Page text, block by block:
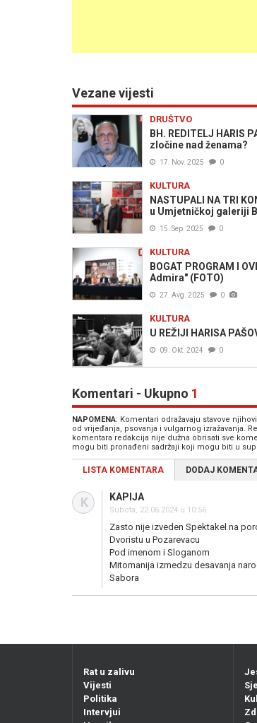
Vezane vijesti
DRUŠTVO
BH. REDITELJ HARIS
zločine nad ženama?
17. Nov. 2025 0
KULTURA
NASTUPALI NA TRI
u Umjetničkoj galeriji
15. Sep. 2025 0
KULTURA
BOGAT PROGRAM I
Admira" (FOTO)
27. Avg. 2025 0
KULTURA
U REŽIJI HARISA
09. Okt. 2024 0
Komentari - Ukupno 1
NAPOMENA: Komentari odražavaju stavove
od vrijeđanja, psovanja i vulgarnog izražavanja.
komentara redakcija nije dužna obrisati sve
mogu biti pronađeni sadržaji koji mogu biti u
LISTA KOMENTARA DODAJ
K KAPIJA
Subota, 22.06.2024 u 10:56
Zasto nije izveden Spektakel na
Dvoristu u Pozarevacu
Pod imenom i Sloganom
Mitomanija izmedzu desavanja
Sabora
Rat u zalivu
Vijesti
Politika
Intervjui